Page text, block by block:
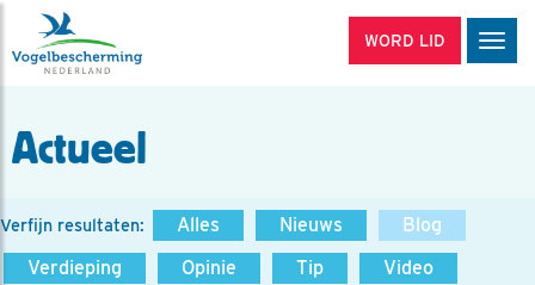
WORD LID
Actueel
Verfijn resultaten: Alles Nieuws
Blog
Verdieping
Opinie Tip
Video